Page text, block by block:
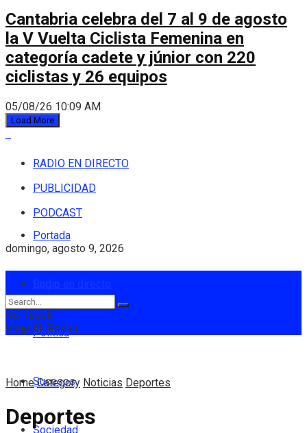
Cantabria celebra del 7 al 9 de agosto
la V Vuelta Ciclista Femenina en
categoría cadete y júnior con 220
ciclistas y 26 equipos
05/08/26 10:09 AM
Load More
RADIO EN DIRECTO
PUBLICIDAD
PODCAST
domingo, agosto 9, 2026
Portada
Política
Sucesos
Sociedad
No Result
View All Result
Home Category Noticias Deportes
Deportes